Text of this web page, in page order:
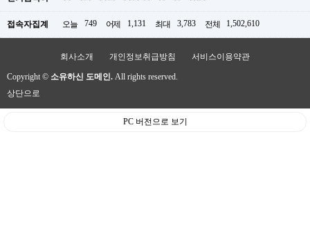
접속자집계 오늘 749 어제 1,131 최대 3,783 전체 1,502,610
회사소개 개인정보취급방침 서비스이용약관
Copyright © 소유하신 도메인. All rights reserved.
상단으로
PC 버전으로 보기